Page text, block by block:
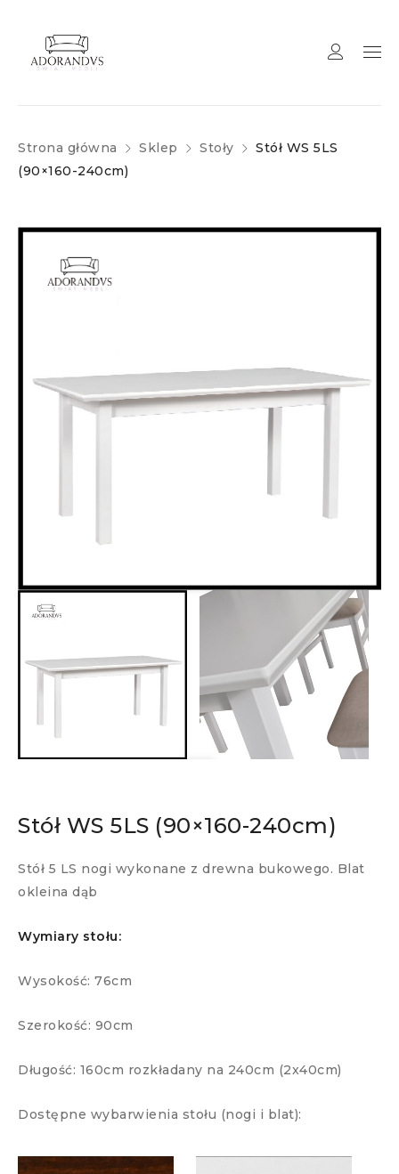
Strona główna Sklep Stoły
Stół WS 5LS
(90×160-240cm)
Stół WS 5LS (90×160-240cm)
Stół 5 LS nogi wykonane z drewna bukowego. Blat
okleina dąb
Wymiary stołu:
Wysokość: 76cm
Szerokość: 90cm
Długość: 160cm rozkładany na 240cm (2x40cm)
Dostępne wybarwienia stołu (nogi i blat):